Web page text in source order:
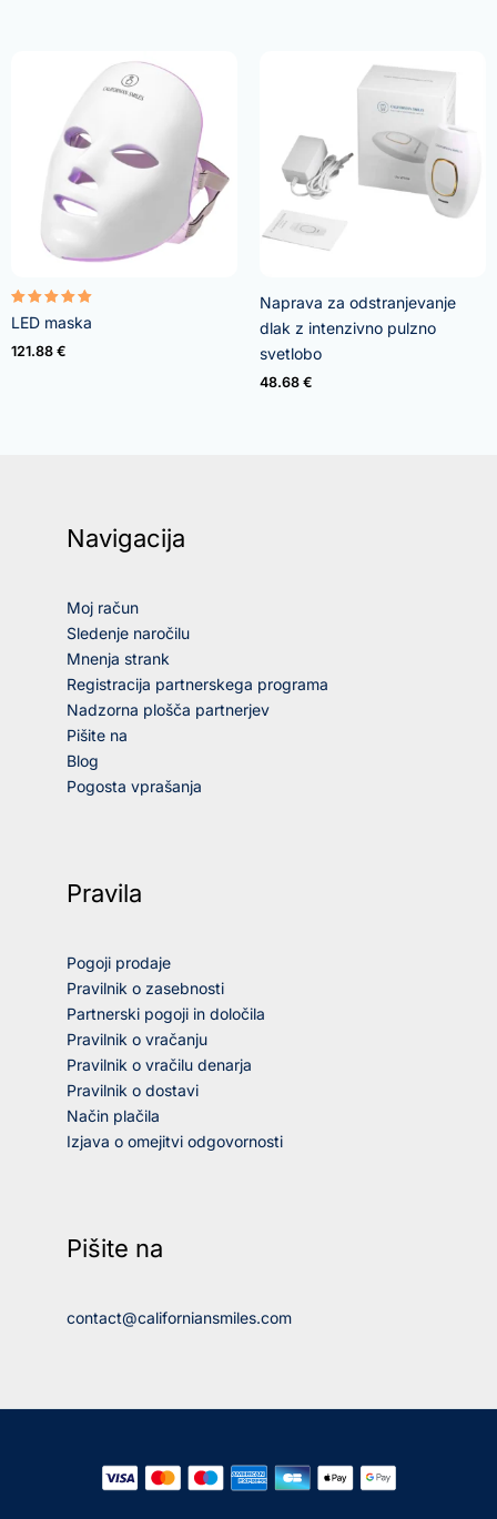
Ocenjeno
5.00
od 5
LED maska
121.88 €
Naprava za odstranjevanje
dlak z intenzivno pulzno
svetlobo
48.68 €
Navigacija
Moj račun
Sledenje naročilu
Mnenja strank
Registracija partnerskega programa
Nadzorna plošča partnerjev
Pišite na
Blog
Pogosta vprašanja
Pravila
Pogoji prodaje
Pravilnik o zasebnosti
Partnerski pogoji in določila
Pravilnik o vračanju
Pravilnik o vračilu denarja
Pravilnik o dostavi
Način plačila
Izjava o omejitvi odgovornosti
Pišite na
contact@californiansmiles.com